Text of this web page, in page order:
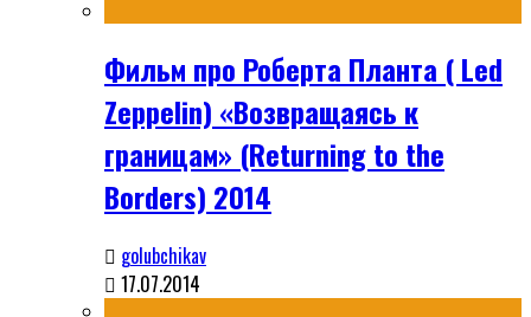
Фильм про Роберта Планта ( Led
Zeppelin) «Возвращаясь к
границам» (Returning to the
Borders) 2014
golubchikav
17.07.2014